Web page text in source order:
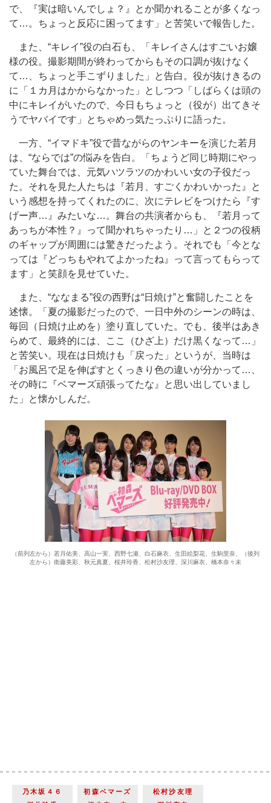
で、『実は暗いんでしょ？』とか聞かれることが多くなっ
て…。ちょっと反応に困ってます」と苦笑いで報告した。
また、“キレイ”役の白石も、「キレイさんはすごいお嬢
様の役。撮影期間が終わってからもその口調が抜けなく
て…、ちょっと手こずりました」と告白。役が抜けきるの
に「１カ月はかからなかった」としつつ「しばらくは頭の
中にキレイがいたので、今日もちょっと（役が）出てきそ
うでヤバイです」とちゃめっ気たっぷりに語った。
一方、“イマドキ”役で昔ながらのヤンキーを演じた若月
は、“ならでは”の悩みを告白。「ちょうど同じ時期にやっ
ていた舞台では、元気ハツラツのかわいい女の子役だっ
た。それを見た人たちは『若月、すごくかわいかった』と
いう感想を持ってくれたのに、次にテレビをつけたら『す
げー声…』みたいな…。舞台の共演者からも、『若月って
あっちが本性？』って聞かれちゃったり…」と２つの役柄
のギャップが周囲には驚きだったよう。それでも「今とな
っては『どっちもやれてよかったね』って言ってもらって
ます」と笑顔を見せていた。
また、“ななまる”役の西野は“日焼け”と奮闘したことを
述懐。「夏の撮影だったので、一日中外のシーンの時は、
毎回（日焼け止めを）塗り直していた。でも、後半はあき
らめて、最終的には、ここ（ひざ上）だけ黒くなって…」
と苦笑い。現在は日焼けも「戻った」というが、当時は
「お風呂で足を伸ばすとくっきり色の違いが分かって…、
その時に『ベマーズ頑張ってたな』と思い出していまし
た」と懐かしんだ。
（前列左から）若月佑美、高山一実、西野七瀬、白石麻衣、生田絵梨花、生駒里奈、（後列
左から）衛藤美彩、秋元真夏、桜井玲香、松村沙友理、深川麻衣、橋本奈々未
乃木坂４６ 初森ベマーズ
松村沙友理